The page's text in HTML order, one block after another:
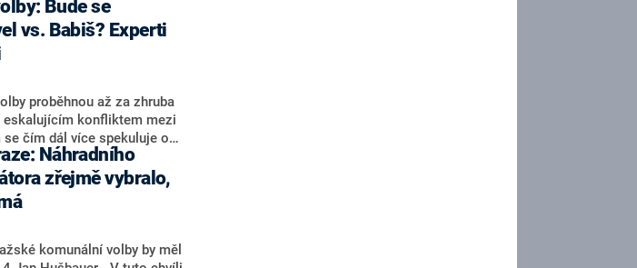
Eva Decroix. V
NEWS si nebrala servítky
svého nástupce Jeronýma
pro lidská
Označením „svoloč“ na
hodná. Decroix se také
Spolu či promluvila o
Kuby.
vs. Babiš? Experti
proběhnou až za zhruba
konfliktem mezi
čím dál více spekuluje o
mohla vyslat současná
znovu vytahují
(ANO). Jak moc je
volbách 2028
z roku 2023?
Náhradního
zřejmě vybralo,
komunální volby by měl